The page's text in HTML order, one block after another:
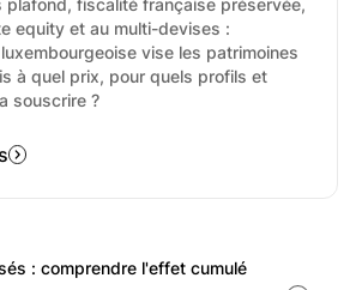
plafond, fiscalité française préservée,
equity et au multi-devises :
vise les patrimoines
à quel prix, pour quels profils et
souscrire ?
: comprendre l'effet cumulé